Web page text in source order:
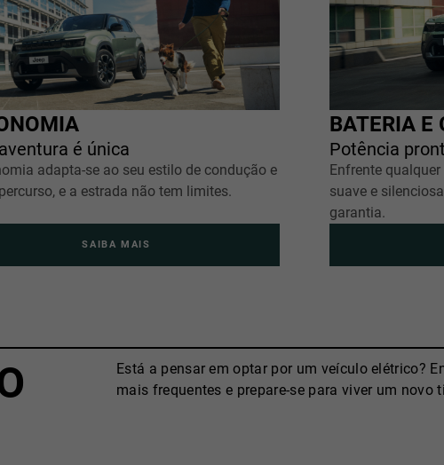
é única
adapta-se ao seu estilo de condução e
e a estrada não tem limites.
SAIBA MAIS
BATERIA E
Potência
Enfrente
suave e
garantia.
Está a pensar em optar por um veículo elétrico?
mais frequentes e prepare-se para viver um novo